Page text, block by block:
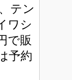
テン
ワシ
で販
予約